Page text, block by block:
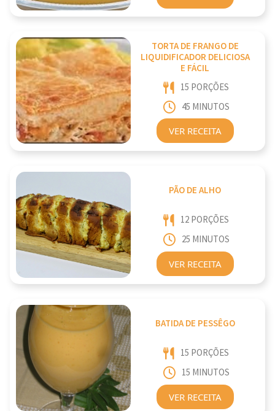
TORTA DE FRANGO DE
LIQUIDIFICADOR DELICIOSA
E FÁCIL
15 PORÇÕES
45 MINUTOS
VER RECEITA
PÃO DE ALHO
12 PORÇÕES
25 MINUTOS
VER RECEITA
BATIDA DE PESSÊGO
15 PORÇÕES
15 MINUTOS
VER RECEITA